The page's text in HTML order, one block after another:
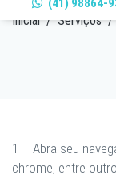
(41) 98864-
Inicial / Serviços /
1 – Abra seu
chrome, entre